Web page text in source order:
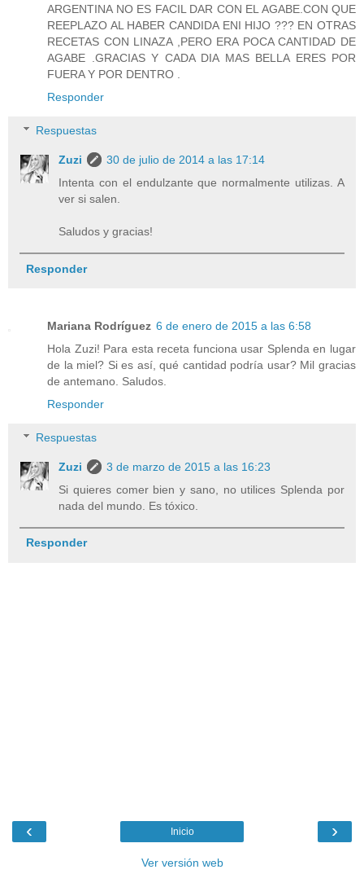
ARGENTINA NO ES FACIL DAR CON EL AGABE.CON QUE
REEPLAZO AL HABER CANDIDA ENI HIJO ??? EN OTRAS
RECETAS CON LINAZA ,PERO ERA POCA CANTIDAD DE
AGABE .GRACIAS Y CADA DIA MAS BELLA ERES POR
FUERA Y POR DENTRO .
Responder
Respuestas
Zuzi
30 de julio de 2014 a las 17:14
Intenta con el endulzante que normalmente utilizas. A
ver si salen.
Saludos y gracias!
Responder
Mariana Rodríguez 6 de enero de 2015 a las 6:58
Hola Zuzi! Para esta receta funciona usar Splenda en lugar
de la miel? Si es así, qué cantidad podría usar? Mil gracias
de antemano. Saludos.
Responder
Respuestas
Zuzi
3 de marzo de 2015 a las 16:23
Si quieres comer bien y sano, no utilices Splenda por
nada del mundo. Es tóxico.
Responder
‹ ›
Inicio
Ver versión web